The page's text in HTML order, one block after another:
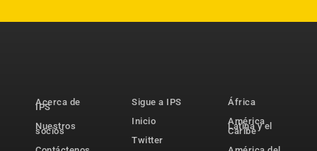
Acerca de
IPS
Nuestros
socios
Sigue a IPS
Inicio
Twitter
África
América
Latina y el
Caribe